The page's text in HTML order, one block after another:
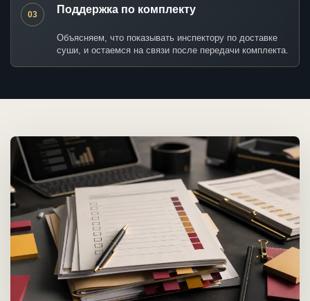
03 Поддержка по комплекту
Объясняем, что показывать инспектору по доставке
суши, и остаемся на связи после передачи комплекта.